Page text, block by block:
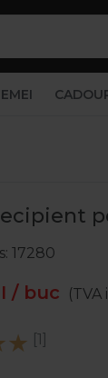
17280
/ buc (TVA
[1]